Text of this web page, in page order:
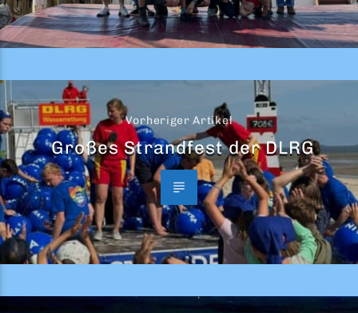
Vorheriger Artikel
Großes Strandfest der DLRG